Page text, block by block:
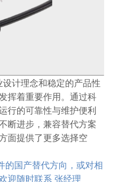
计理念和稳定的产品性
挥着重要作用。通过科
行的可靠性与维护便利
断进步，兼容替代方案
面提供了更多选择空
国产替代方向，或对相
迎随时联系 张经理